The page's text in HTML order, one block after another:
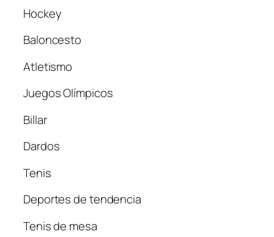
Hockey
Baloncesto
Atletismo
Juegos Olímpicos
Billar
Dardos
Tenis
Deportes de tendencia
Tenis de mesa